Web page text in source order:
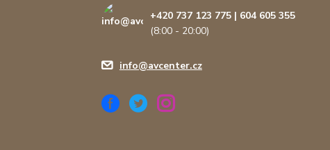
+420 737 123 775 | 604 605 355
(8:00 - 20:00)
info@avcenter.cz